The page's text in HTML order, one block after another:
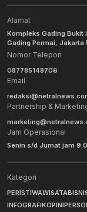
Alamat
Kompleks Gading Bukit
Gading Permai, Jakarta
Nomor Telepon
087785148706
Email
Partnership &
Jam Operasional
Senin s/d Jumat jam
Kategori
PERISTIWAWISATA
INFOGRAFIKOPINI